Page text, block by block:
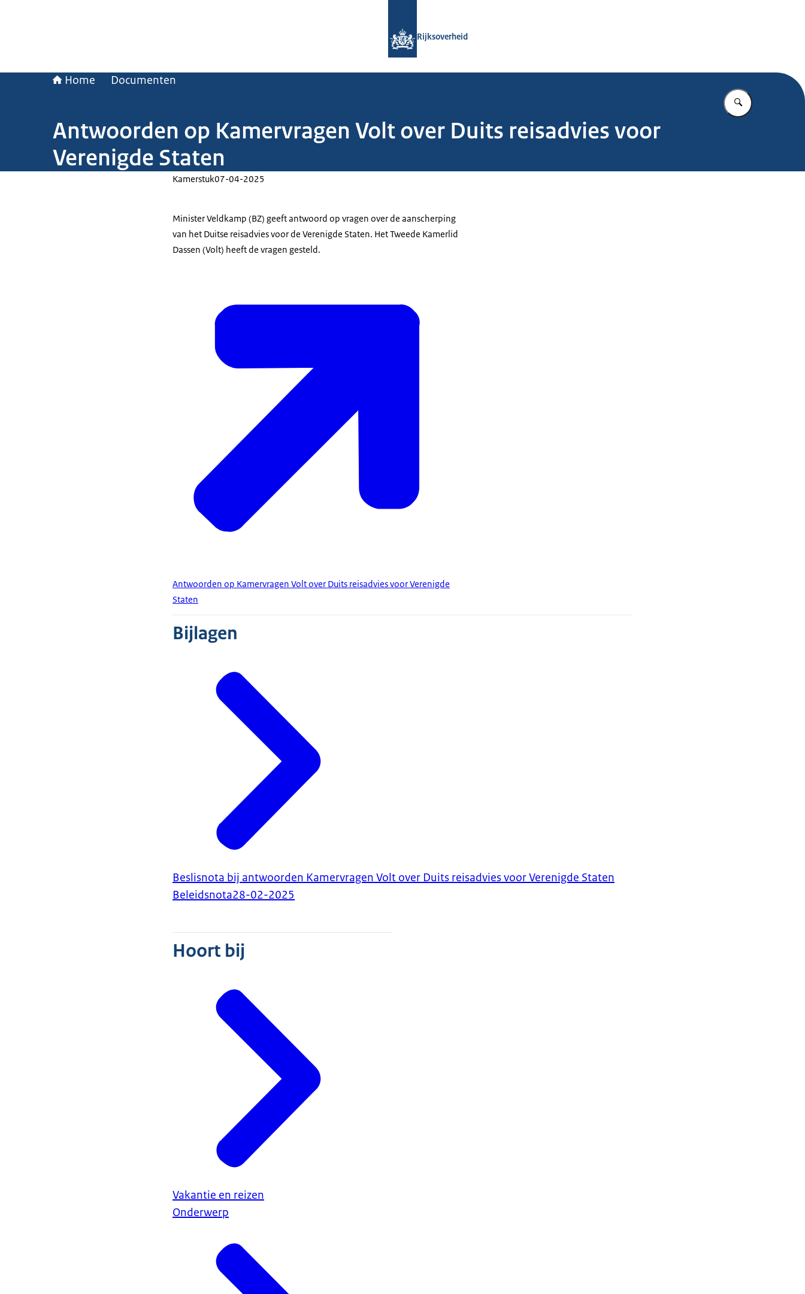
Rijksoverheid
Home Documenten
Vul in wat u
Antwoorden op Kamervragen Volt over Duits reisadvies voor
Verenigde Staten
Kamerstuk07-04-2025
Minister Veldkamp (BZ) geeft antwoord op vragen over de aanscherping
van het Duitse reisadvies voor de Verenigde Staten. Het Tweede Kamerlid
Dassen (Volt) heeft de vragen gesteld.
Antwoorden op Kamervragen Volt over Duits reisadvies voor Verenigde
Staten
Bijlagen
Beslisnota bij antwoorden Kamervragen Volt over Duits reisadvies voor Verenigde Staten
Beleidsnota28-02-2025
Hoort bij
Vakantie en reizen
Onderwerp